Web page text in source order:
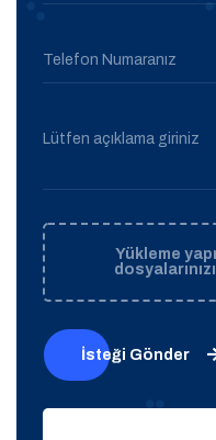
Telefon Numaranız
Lütfen açıklama giriniz
Yükleme
İsteği Gönder